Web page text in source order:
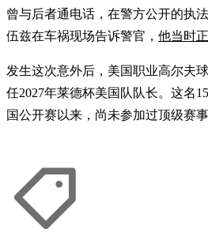
曾与后者通电话，在警方公开的执
伍兹在车祸现场告诉警官， 他当时
发生这次意外后，美国职业高尔夫
任2027年莱德杯美国队队长。这名
国公开赛以来，尚未参加过顶级赛事